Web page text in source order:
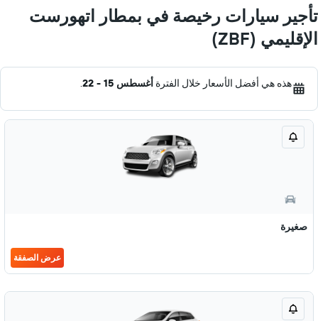
تأجير سيارات رخيصة في بمطار اتهورست
الإقليمي (ZBF)
هذه هي أفضل الأسعار خلال الفترة أغسطس 15 - 22 .
صغيرة
عرض الصفقة